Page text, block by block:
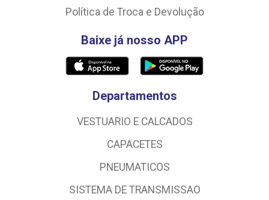
Política de Troca e Devolução
Baixe já nosso APP
Departamentos
VESTUARIO E CALCADOS
CAPACETES
PNEUMATICOS
SISTEMA DE TRANSMISSAO